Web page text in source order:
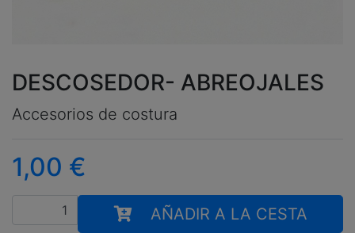
DESCOSEDOR- ABREOJALES
Accesorios de costura
1,00 €
Cantidad
AÑADIR A LA CESTA